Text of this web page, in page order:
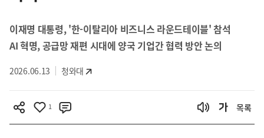
이재명 대통령, '한-이탈리아 비즈니스 라운드테이블' 참석
AI 혁명, 공급망 재편 시대에 양국 기업간 협력 방안 논의
2026.06.13 청와대
1 목록